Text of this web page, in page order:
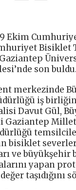
Ekim
Bisiklet
son buldu.
merkezinde
iş
Davut Gül,
Gaziantep
bisiklet
ve büyükşehir
yapan
taşıdığını